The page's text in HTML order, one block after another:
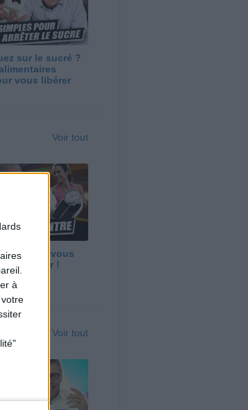
à
sur le sucré ?
vous libérer
Voir tout
? Ce que vous
savoir !
Voir tout